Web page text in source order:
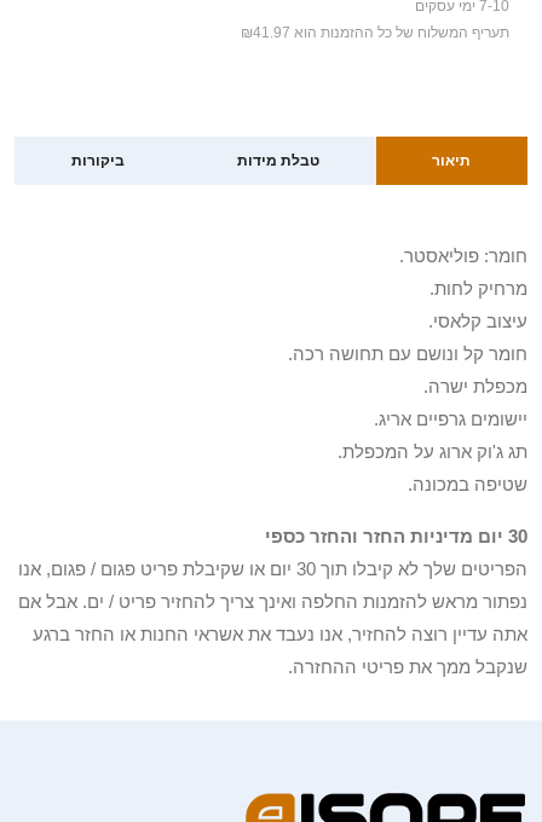
7-10 ימי עסקים
תעריף המשלוח של כל ההזמנות הוא ₪41.97
תיאור טבלת מידות ביקורות
חומר: פוליאסטר.
מרחיק לחות.
עיצוב קלאסי.
חומר קל ונושם עם תחושה רכה.
מכפלת ישרה.
יישומים גרפיים אריג.
תג ג'וק ארוג על המכפלת.
שטיפה במכונה.
30 יום מדיניות החזר והחזר כספי
הפריטים שלך לא קיבלו תוך 30 יום או שקיבלת פריט פגום / פגום, אנו
נפתור מראש להזמנות החלפה ואינך צריך להחזיר פריט / ים. אבל אם
אתה עדיין רוצה להחזיר, אנו נעבד את אשראי החנות או החזר ברגע
שנקבל ממך את פריטי ההחזרה.